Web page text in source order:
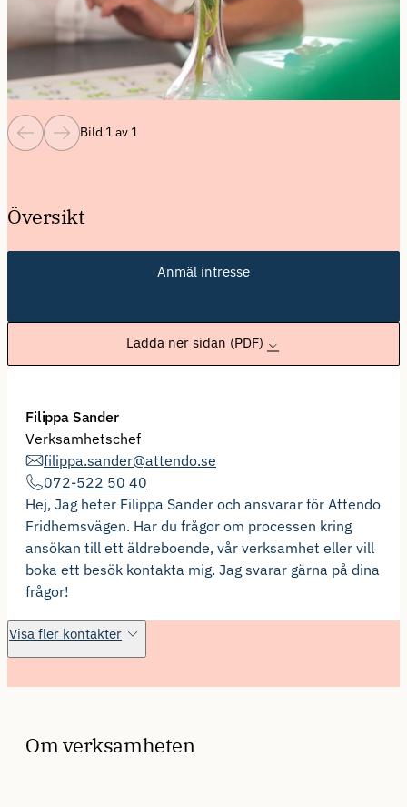
Bild 1 av 1
Översikt
Anmäl intresse
Ladda ner sidan (PDF)
Filippa Sander
Verksamhetschef
filippa.sander@attendo.se
072-522 50 40
Hej, Jag heter Filippa Sander och ansvarar för Attendo
Fridhemsvägen. Har du frågor om processen kring
ansökan till ett äldreboende, vår verksamhet eller vill
boka ett besök kontakta mig. Jag svarar gärna på dina
frågor!
Visa fler kontakter
Om verksamheten